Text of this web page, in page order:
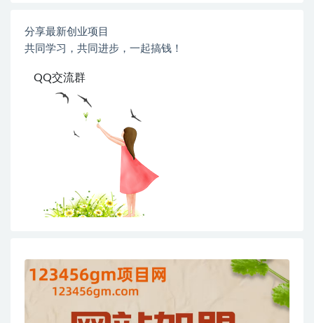
分享最新创业项目
共同学习，共同进步，一起搞钱！
QQ交流群